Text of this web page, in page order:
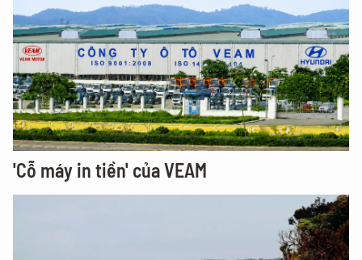
'Cỗ máy in tiền' của VEAM